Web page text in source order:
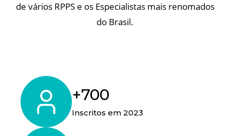
de vários RPPS e os Especialistas mais renomados
do Brasil.
+700
Inscritos em 2023